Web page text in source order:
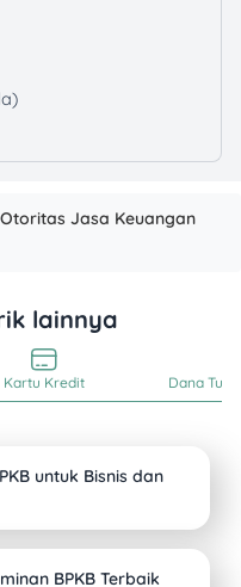
Jasa Keuangan
lainnya
Kartu Kredit Dana
untuk Bisnis dan
BPKB Terbaik